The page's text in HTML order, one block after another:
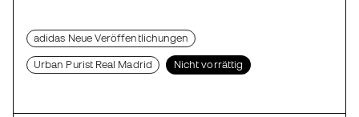
adidas Neue Veröffentlichungen
Urban Purist Real Madrid Nicht vorrättig